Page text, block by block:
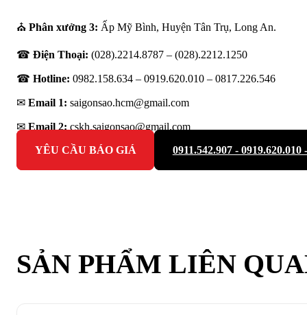
⛪ Phân xưởng 3: Ấp Mỹ Bình, Huyện Tân Trụ, Long An.
☎ Điện Thoại: (028).2214.8787 – (028).2212.1250
☎ Hotline: 0982.158.634 – 0919.620.010 – 0817.226.546
✉ Email 1: saigonsao.hcm@gmail.com
✉ Email 2: cskh.saigonsao@gmail.com
YÊU CẦU BÁO GIÁ
0911.542.907 - 0919.620.010
SẢN PHẨM LIÊN